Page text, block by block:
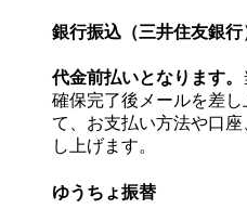
銀行振込（三井住友銀行
代金前払いとなります。
確保完了後メールを差
て、お支払い方法や口
し上げます。
ゆうちょ振替